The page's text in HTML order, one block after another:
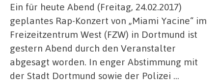
Ein für heute Abend (Freitag, 24.02.2017)
geplantes Rap-Konzert von „Miami Yacine“ im
Freizeitzentrum West (FZW) in Dortmund ist
gestern Abend durch den Veranstalter
abgesagt worden. In enger Abstimmung mit
der Stadt Dortmund sowie der Polizei …